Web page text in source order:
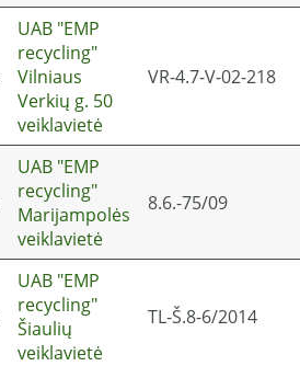
UAB "EMP
recycling"
Vilniaus
Verkių g. 50
veiklavietė
VR-4.7-V-02-218
UAB "EMP
recycling"
Marijampolės
veiklavietė
8.6.-75/09
UAB "EMP
recycling"
Šiaulių
veiklavietė
TL-Š.8-6/2014